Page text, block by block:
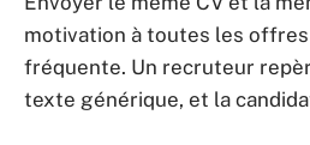
motivation à toutes les
fréquente. Un recruteur
texte générique, et la